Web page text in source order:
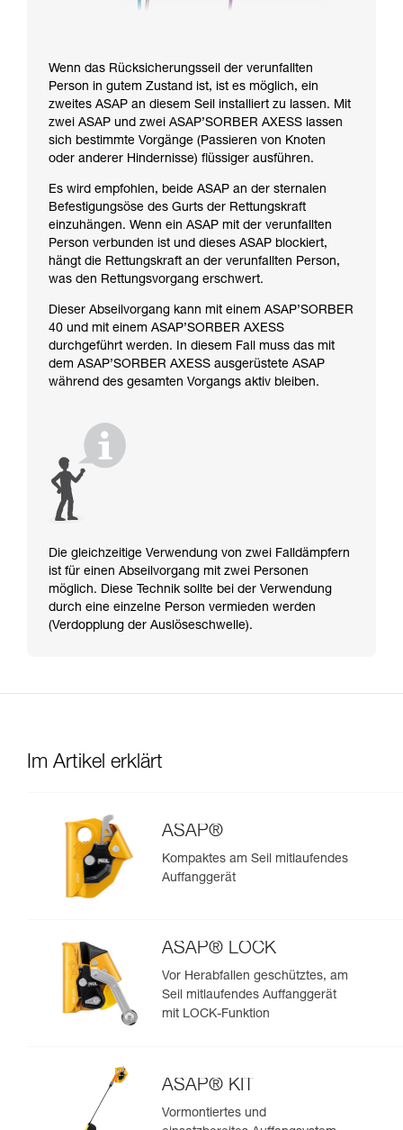
Wenn das Rücksicherungsseil der verunfallten
Person in gutem Zustand ist, ist es möglich, ein
zweites ASAP an diesem Seil installiert zu lassen. Mit
zwei ASAP und zwei ASAP’SORBER AXESS lassen
sich bestimmte Vorgänge (Passieren von Knoten
oder anderer Hindernisse) flüssiger ausführen.
Es wird empfohlen, beide ASAP an der sternalen
Befestigungsöse des Gurts der Rettungskraft
einzuhängen. Wenn ein ASAP mit der verunfallten
Person verbunden ist und dieses ASAP blockiert,
hängt die Rettungskraft an der verunfallten Person,
was den Rettungsvorgang erschwert.
Dieser Abseilvorgang kann mit einem ASAP’SORBER
40 und mit einem ASAP’SORBER AXESS
durchgeführt werden. In diesem Fall muss das mit
dem ASAP’SORBER AXESS ausgerüstete ASAP
während des gesamten Vorgangs aktiv bleiben.
Die gleichzeitige Verwendung von zwei Falldämpfern
ist für einen Abseilvorgang mit zwei Personen
möglich. Diese Technik sollte bei der Verwendung
durch eine einzelne Person vermieden werden
(Verdopplung der Auslöseschwelle).
Im Artikel erklärt
ASAP®
Kompaktes am Seil mitlaufendes
Auffanggerät
ASAP® LOCK
Vor Herabfallen geschütztes, am
Seil mitlaufendes Auffanggerät
mit LOCK-Funktion
ASAP® KIT
Vormontiertes und